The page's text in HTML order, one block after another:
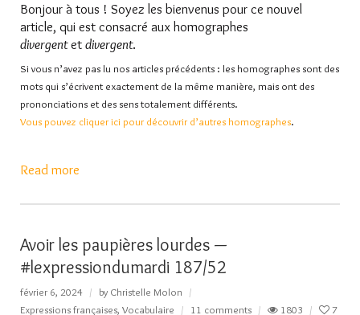
Bonjour à tous ! Soyez les bienvenus pour ce nouvel
article, qui est consacré aux homographes
divergentet divergent.
Si vous n’avez pas lu nos articles précédents : les homographes sont des
mots qui s’écrivent exactement de la même manière, mais ont des
prononciations et des sens totalement différents.
Vous pouvez cliquer ici pour découvrir d’autres homographes.
Read more
Avoir les paupières lourdes —
#lexpressiondumardi 187/52
février 6, 2024 by Christelle Molon
Expressions françaises, Vocabulaire 11 comments 1803 7